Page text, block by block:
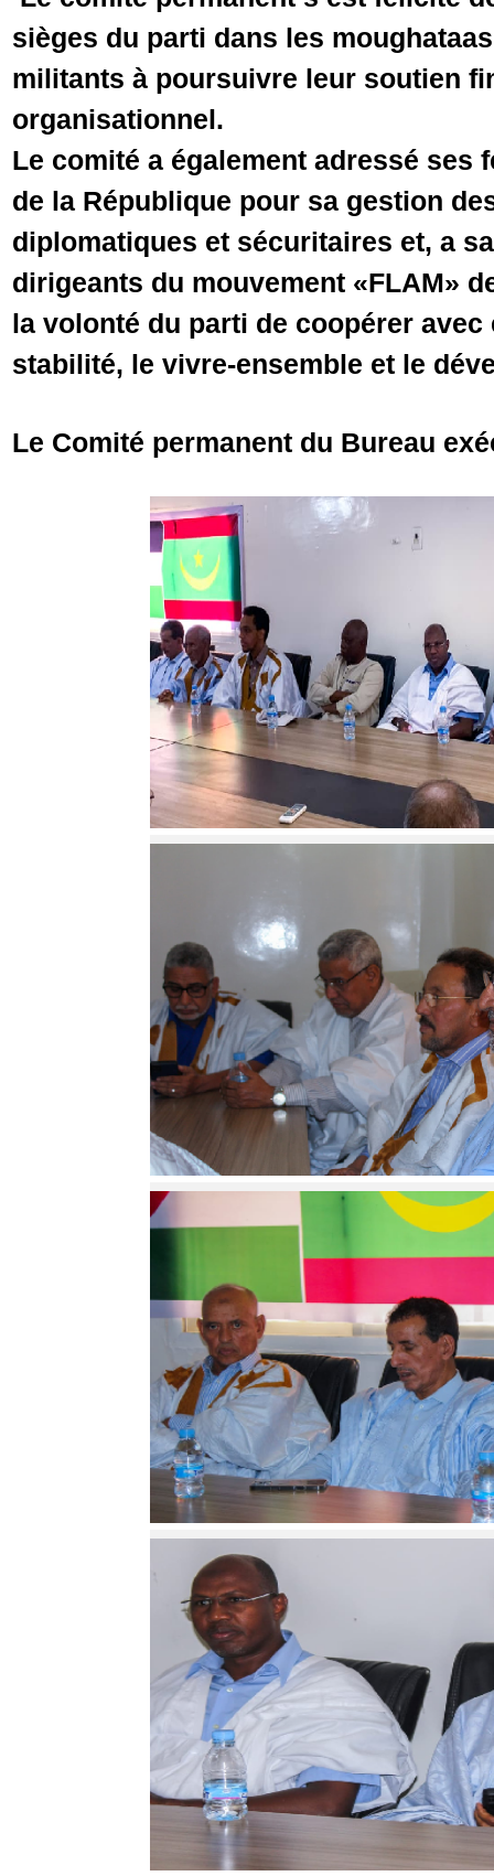
sièges du parti dans les
militants à poursuivre leur soutien
organisationnel.
Le comité a également adressé ses
de la République pour sa gestion
diplomatiques et sécuritaires et, a
dirigeants du mouvement «FLAM»
la volonté du parti de coopérer
stabilité, le vivre-ensemble et le
Le Comité permanent du Bureau